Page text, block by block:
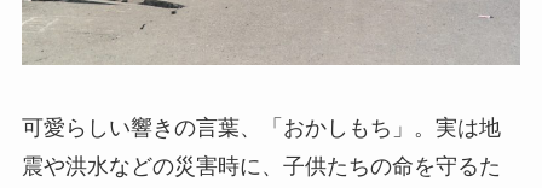
可愛らしい響きの言葉、「おかしもち」。実は地
震や洪水などの災害時に、子供たちの命を守るた